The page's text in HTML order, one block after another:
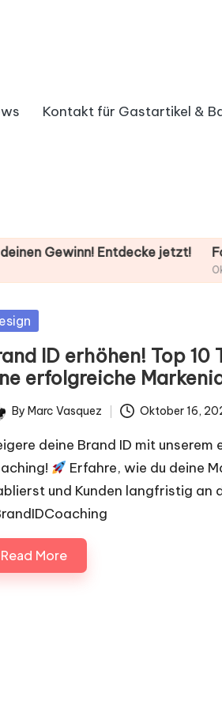
Kontakt für Gastartikel &
Entdecke jetzt! Football
Oktober 16,
ID erhöhen! Top 10
erfolgreiche
By Marc Vasquez Oktober 16,
deine Brand ID mit unserem
Erfahre, wie du deine
und Kunden langfristig an
Read More